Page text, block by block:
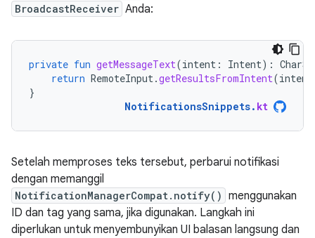
BroadcastReceiver Anda:
private fun getMessageText(intent : Intent):
return RemoteInput .getResultsFromIntent(intent
}
NotificationsSnippets. kt
Setelah memproses teks tersebut, perbarui notifikasi
dengan memanggil
NotificationManagerCompat.notify() menggunakan
ID dan tag yang sama, jika digunakan. Langkah ini
diperlukan untuk menyembunyikan UI balasan langsung dan